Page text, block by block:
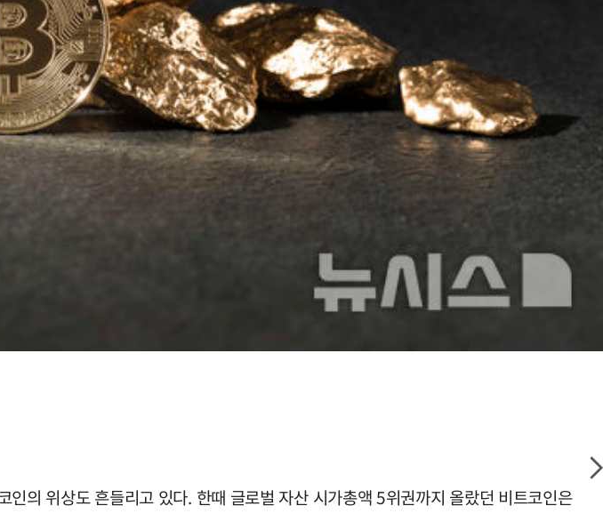
의 위상도 흔들리고 있다. 한때 글로벌 자산 시가총액 5위권까지 올랐던 비트코인은